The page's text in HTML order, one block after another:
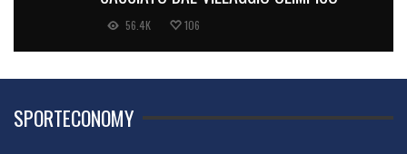
56.4K 106
SPORTECONOMY